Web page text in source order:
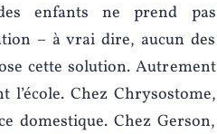
enfants ne prend pas
– à vrai dire, aucun des
cette solution. Autrement
l’école. Chez Chrysostome,
domestique. Chez Gerson,